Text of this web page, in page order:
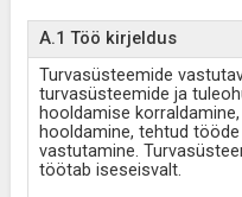
A.1 Töö kirjeldus
Turvasüsteemide
turvasüsteemide ja
hooldamise
hooldamine, tehtud
vastutamine.
töötab iseseisvalt.